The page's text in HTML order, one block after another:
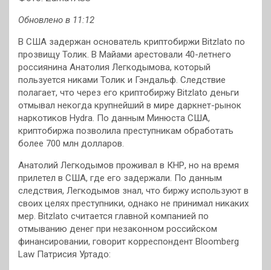
Обновлено в 11:12
В США задержан основатель криптобиржи Bitzlato по
прозвищу Толик. В Майами арестовали 40-летнего
россиянина Анатолия Легкодымова, который
пользуется никами Толик и Гэндальф. Следствие
полагает, что через его криптобиржу Bitzlato деньги
отмывал некогда крупнейший в мире даркнет-рынок
наркотиков Hydra. По данным Минюста США,
криптобиржа позволила преступникам обработать
более 700 млн долларов.
Анатолий Легкодымов проживал в КНР, но на время
прилетел в США, где его задержали. По данным
следствия, Легкодымов знал, что биржу используют в
своих целях преступники, однако не принимал никаких
мер. Bitzlato считается главной компанией по
отмыванию денег при незаконном российском
финансировании, говорит корреспондент Bloomberg
Law Патрисия Уртадо: